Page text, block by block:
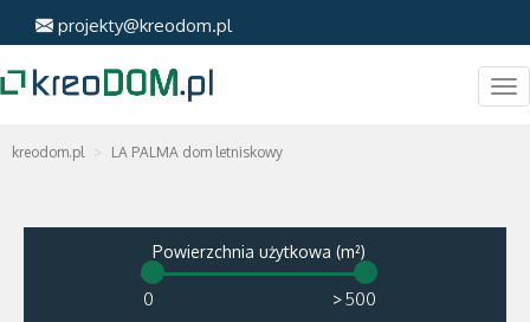
projekty@kreodom.pl
kreodom.pl LA PALMA dom letniskowy
Powierzchnia użytkowa (m²)
>